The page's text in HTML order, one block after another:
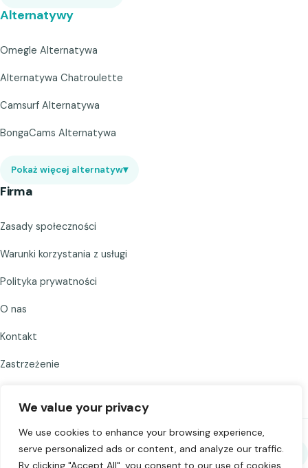
We value your privacy
We use cookies to enhance your browsing experience,
serve personalized ads or content, and analyze our traffic.
By clicking "Accept All", you consent to our use of cookies.
Alternatywy
Omegle Alternatywa
Alternatywa Chatroulette
Camsurf Alternatywa
BongaCams Alternatywa
Pokaż więcej alternatyw▾
Firma
Zasady społeczności
Warunki korzystania z usługi
Polityka prywatności
O nas
Kontakt
Zastrzeżenie
Udostępnij Chat to Strangers